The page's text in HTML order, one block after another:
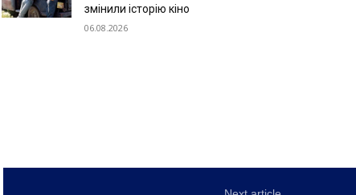
змінили історію кіно
06.08.2026